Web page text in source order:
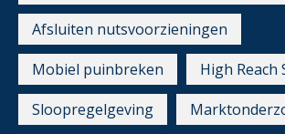
Afsluiten nutsvoorzieningen
Mobiel puinbreken
High Reach
Sloopregelgeving